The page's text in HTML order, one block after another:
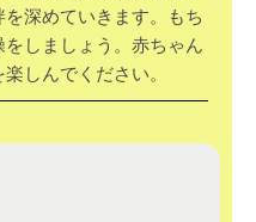
深めていきます。もち
しましょう。赤ちゃん
しんでください。